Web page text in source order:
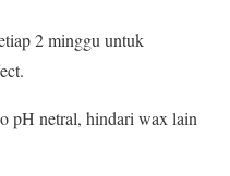
2 minggu untuk
pH netral, hindari wax lain